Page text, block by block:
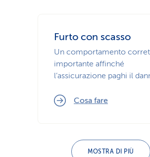
Furto con scasso
Un comportamento
importante affinché
l’assicurazione paghi il
Cosa fare
MOSTRA DI PIÙ